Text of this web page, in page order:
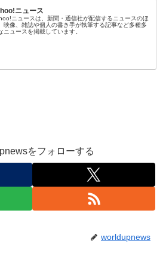
ニュース
ニュースは、新聞・通信社が配信するニュースのほ
映像、雑誌や個人の書き手が執筆する記事など多種多
ニュースを掲載しています。
をフォローする
worldupnews